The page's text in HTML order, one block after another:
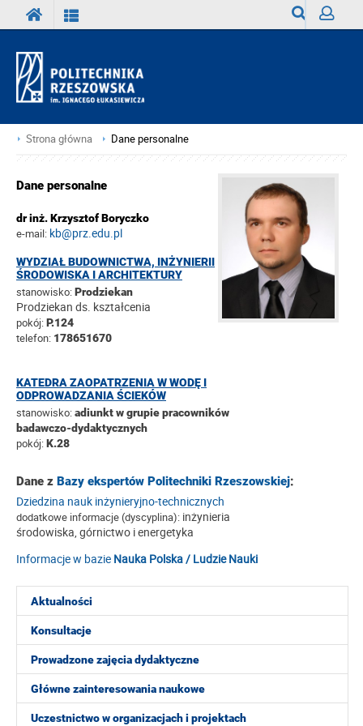
Strona główna Dane personalne
Aktualności
Konsultacje
Prowadzone zajęcia dydaktyczne
Główne zainteresowania naukowe
Uczestnictwo w organizacjach i projektach
Dane personalne
dr inż. Krzysztof Boryczko
e-mail: kb@prz.edu.pl
WYDZIAŁ BUDOWNICTWA, INŻYNIERII
ŚRODOWISKA I ARCHITEKTURY
stanowisko:Prodziekan
Prodziekan ds. kształcenia
pokój:P.124
telefon: 178651670
KATEDRA ZAOPATRZENIA W WODĘ I
ODPROWADZANIA ŚCIEKÓW
stanowisko:adiunkt w grupie pracowników
badawczo-dydaktycznych
pokój:K.28
Dane z Bazy ekspertów Politechniki Rzeszowskiej:
Dziedzina nauk inżynieryjno-technicznych
dodatkowe informacje (dyscyplina): inżynieria
środowiska, górnictwo i energetyka
Informacje w bazie Nauka Polska / Ludzie Nauki